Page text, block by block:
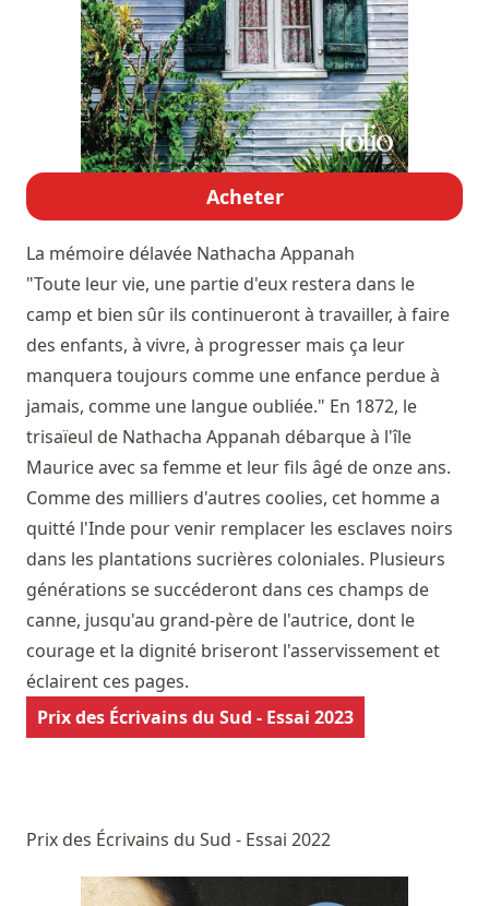
Acheter
La mémoire délavée Nathacha Appanah
"Toute leur vie, une partie d'eux restera dans le
camp et bien sûr ils continueront à travailler, à faire
des enfants, à vivre, à progresser mais ça leur
manquera toujours comme une enfance perdue à
jamais, comme une langue oubliée." En 1872, le
trisaïeul de Nathacha Appanah débarque à l'île
Maurice avec sa femme et leur fils âgé de onze ans.
Comme des milliers d'autres coolies, cet homme a
quitté l'Inde pour venir remplacer les esclaves noirs
dans les plantations sucrières coloniales. Plusieurs
générations se succéderont dans ces champs de
canne, jusqu'au grand-père de l'autrice, dont le
courage et la dignité briseront l'asservissement et
éclairent ces pages.
Prix des Écrivains du Sud - Essai 2023
Prix des Écrivains du Sud - Essai 2022